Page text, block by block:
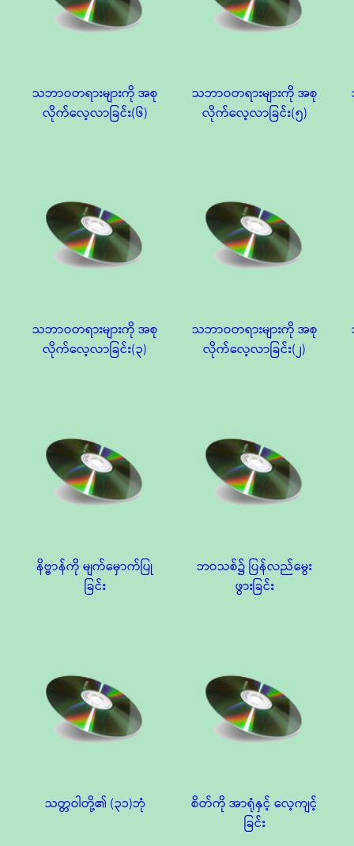
သဘာဝတရားများကို အစု
လိုက်လေ့လာခြင်း(၆)
သဘာဝတရားများကို အစု
လိုက်လေ့လာခြင်း(၅)
သဘာဝတရားများကို အစု
လိုက်လေ့လာခြင်း(၃)
သဘာဝတရားများကို အစု
လိုက်လေ့လာခြင်း(၂)
နိဗ္ဗာန်ကို မျက်မှောက်ပြု
ခြင်း
ဘဝသစ်၌ ပြန်လည်မွေး
ဖွားခြင်း
သတ္တဝါတို့၏ (၃၁)ဘုံ
စိတ်ကို အာရုံနှင့် လေ့ကျင့်
ခြင်း